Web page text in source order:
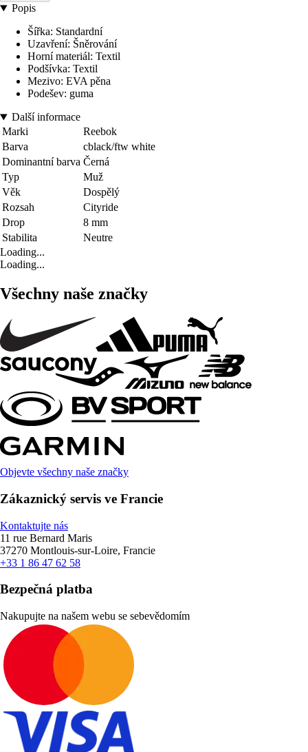
Popis
Šířka: Standardní
Uzavření: Šněrování
Horní materiál: Textil
Podšívka: Textil
Mezivo: EVA pěna
Podešev: guma
Další informace
Marki
Reebok
Barva
cblack/ftw white
Dominantní barva Černá
Typ
Muž
Věk
Dospělý
Rozsah
Cityride
Drop
8 mm
Stabilita
Neutre
Loading...
Loading...
Všechny naše značky
Objevte všechny naše značky
Zákaznický servis ve Francie
Kontaktujte nás
11 rue Bernard Maris
37270 Montlouis-sur-Loire, Francie
+33 1 86 47 62 58
Bezpečná platba
Nakupujte na našem webu se sebevědomím